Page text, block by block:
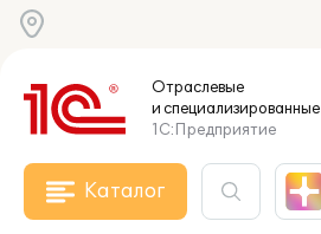
Отраслевые
и специализированные
1С:Предприятие
Каталог